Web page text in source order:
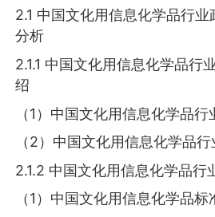
2.1 中国文化用信息化学品行
分析
2.1.1 中国文化用信息化学品行
绍
（1）中国文化用信息化学品行
（2）中国文化用信息化学品
2.1.2 中国文化用信息化学品行
（1）中国文化用信息化学品